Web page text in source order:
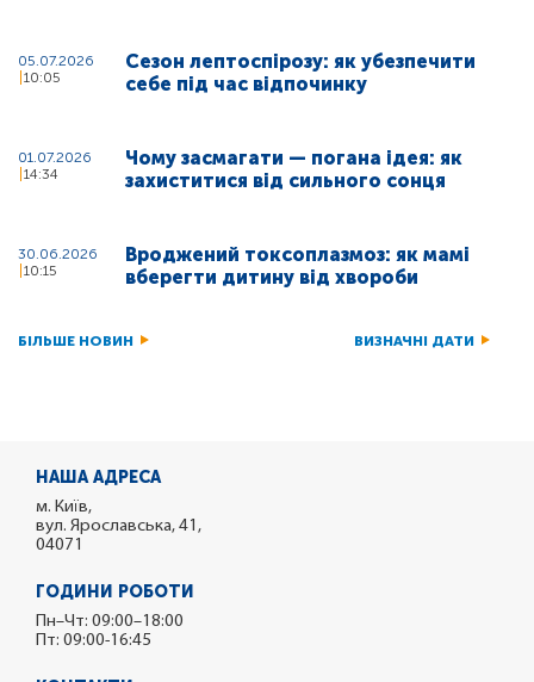
05.07.2026
10:05
Сезон лептоспірозу: як убезпечити
себе під час відпочинку
01.07.2026
14:34
Чому засмагати — погана ідея: як
захиститися від сильного сонця
30.06.2026
10:15
Вроджений токсоплазмоз: як мамі
вберегти дитину від хвороби
БІЛЬШЕ НОВИН ВИЗНАЧНІ ДАТИ
НАША АДРЕСА
м. Київ,
вул. Ярославська, 41,
04071
ГОДИНИ РОБОТИ
Пн–Чт: 09:00–18:00
Пт: 09:00-16:45